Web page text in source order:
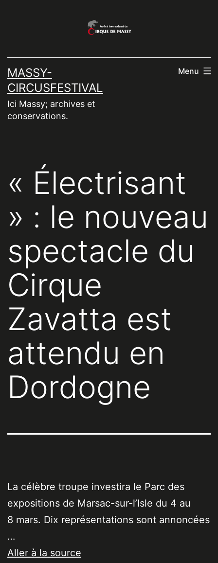
MASSY-
CIRCUSFESTIVAL
Ici Massy; archives et
conservations.
Menu
« Électrisant
» : le nouveau
spectacle du
Cirque
Zavatta est
attendu en
Dordogne
La célèbre troupe investira le Parc des
expositions de Marsac-sur-l’Isle du 4 au
8 mars. Dix représentations sont annoncées
…
Aller à la source